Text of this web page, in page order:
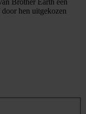
hen uitgekozen